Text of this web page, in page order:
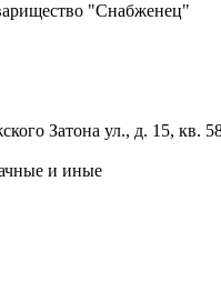
"Снабженец"
Затона ул., д. 15, кв.
и иные